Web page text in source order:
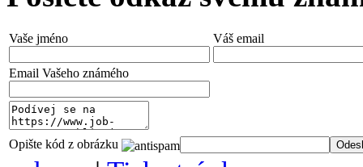
Vaše jméno Váš email
Email Vašeho známého
Opište kód z obrázku